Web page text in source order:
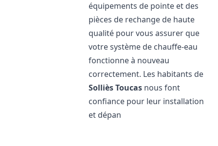
équipements de pointe et des
pièces de rechange de haute
qualité pour vous assurer que
votre système de chauffe-eau
fonctionne à nouveau
correctement. Les habitants de
Solliès Toucas nous font
confiance pour leur installation
et dépan